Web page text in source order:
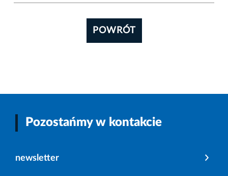
POWRÓT
Pozostańmy w kontakcie
newsletter